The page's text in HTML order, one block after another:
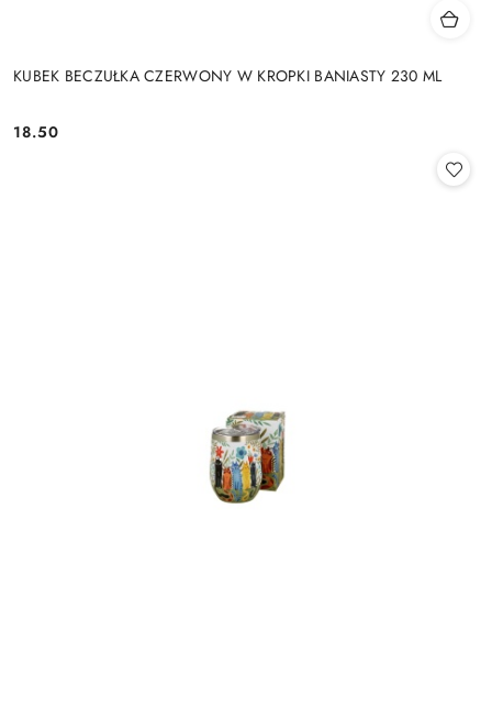
KUBEK BECZUŁKA CZERWONY W KROPKI BANIASTY 230 ML
Cena:
18.50